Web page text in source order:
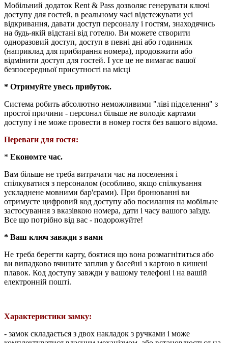
Мобільний додаток Rent & Pass дозволяє генерувати ключі
доступу для гостей, в реальному часі відстежувати усі
відкривання, давати доступ персоналу і гостям, знаходячись
на будь-якій відстані від готелю. Ви можете створити
одноразовий доступ, доступ в певні дні або годинник
(наприклад для прибирання номера), продовжити або
відмінити доступ для гостей. І усе це не вимагає вашої
безпосередньої присутності на місці
* Отримуйте увесь прибуток.
Система робить абсолютно неможливими "ліві підселення" з
простої причини - персонал більше не володіє картами
доступу і не може провести в номер гостя без вашого відома.
Переваги для гостя:
* Економте час.
Вам більше не треба витрачати час на поселення і
спілкуватися з персоналом (особливо, якщо спілкування
ускладнене мовними бар'єрами). При бронюванні ви
отримуєте цифровий код доступу або посилання на мобільне
застосування з вказівкою номера, дати і часу вашого заїзду.
Все що потрібно від вас - подорожуйте!
* Ваш ключ завжди з вами
Не треба берегти карту, боятися що вона розмагнітиться або
ви випадково вчините заплив у басейні з картою в кишені
плавок. Код доступу завжди у вашому телефоні і на вашій
електронній пошті.
Характеристики замку:
- замок складається з двох накладок з ручками і може